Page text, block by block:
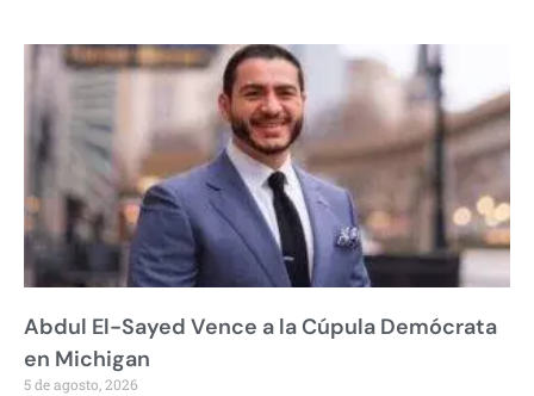
Abdul El-Sayed Vence a la Cúpula Demócrata
en Michigan
5 de agosto, 2026